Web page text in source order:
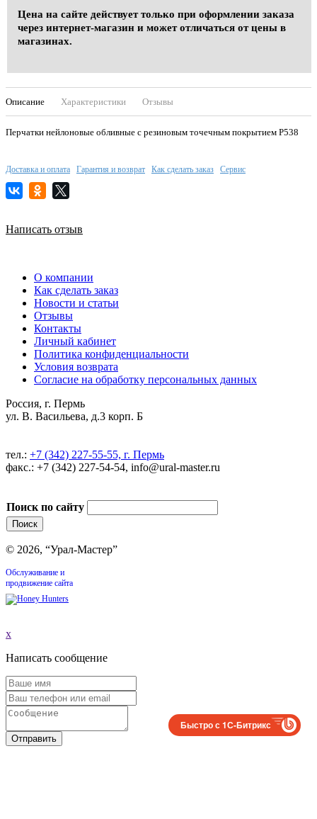
Цена на сайте действует только при оформлении заказа
через интернет-магазин и может отличаться от цены в
магазинах.
Описание Характеристики Отзывы
Перчатки нейлоновые обливные с резиновым точечным покрытием Р538
Доставка и оплата Гарантия и возврат Как сделать заказ Сервис
Написать отзыв
О компании
Как сделать заказ
Новости и статьи
Отзывы
Контакты
Личный кабинет
Политика конфиденциальности
Условия возврата
Согласие на обработку персональных данных
Россия, г. Пермь
ул. В. Васильева, д.3 корп. Б
тел.: +7 (342) 227-55-55, г. Пермь
факс.: +7 (342) 227-54-54, info@ural-master.ru
Поиск по сайту
© 2026, “Урал-Мастер”
Обслуживание и
продвижение сайта
x
Написать сообщение
Отправить
Быстро с 1С-Битрикс